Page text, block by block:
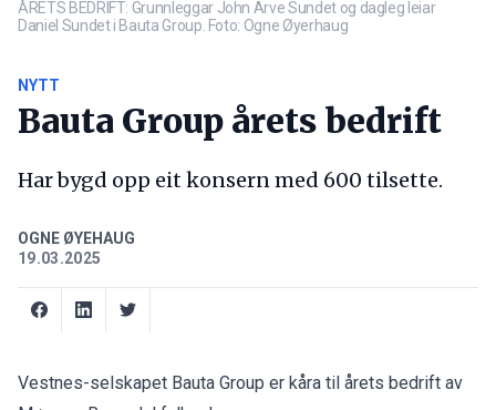
ÅRETS BEDRIFT: Grunnleggar John Arve Sundet og dagleg leiar
Daniel Sundet i Bauta Group. Foto: Ogne Øyerhaug
NYTT
Bauta Group årets bedrift
Har bygd opp eit konsern med 600 tilsette.
OGNE ØYEHAUG
19.03.2025
Vestnes-selskapet Bauta Group er kåra til årets bedrift av